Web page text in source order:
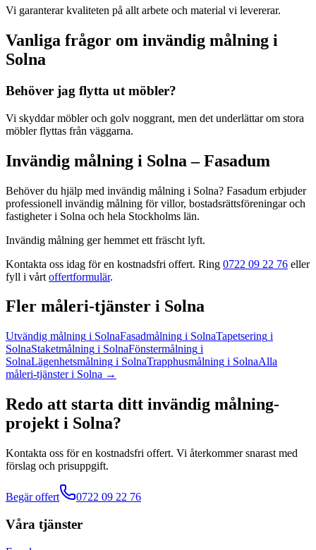
Vi garanterar kvaliteten på allt arbete och material vi levererar.
Vanliga frågor om invändig målning i
Solna
Behöver jag flytta ut möbler?
Vi skyddar möbler och golv noggrant, men det underlättar om stora
möbler flyttas från väggarna.
Invändig målning i Solna – Fasadum
Behöver du hjälp med invändig målning i Solna? Fasadum erbjuder
professionell invändig målning för villor, bostadsrättsföreningar och
fastigheteri Solna och hela Stockholms län.
Invändig målning ger hemmet ett fräscht lyft.
Kontakta oss idag för en kostnadsfri offert. Ring 0722 09 22 76 eller
fyll i vårt offertformulär.
Fler måleri-tjänster i Solna
Utvändig målning i SolnaFasadmålning i SolnaTapetsering i
SolnaStaketmålning i SolnaFönstermålning i
SolnaLägenhetsmålning i SolnaTrapphusmålning i SolnaAlla
måleri-tjänsteri Solna →
Redo att starta ditt invändig målning-
projekt i Solna?
Kontakta oss för en kostnadsfri offert. Vi återkommer snarast med
förslag och prisuppgift.
Begär offert 0722 09 22 76
Våra tjänster